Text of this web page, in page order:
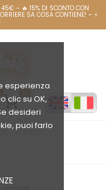
esperienza
clic su OK,
desideri
puoi farlo
Donna